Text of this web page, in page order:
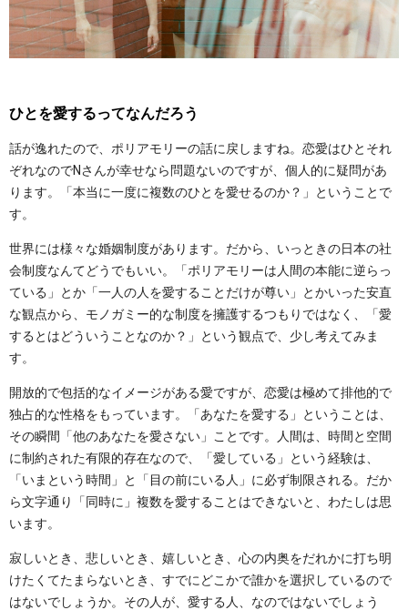
ひとを愛するってなんだろう
話が逸れたので、ポリアモリーの話に戻しますね。恋愛はひとそれ
ぞれなのでNさんが幸せなら問題ないのですが、個人的に疑問があ
ります。「本当に一度に複数のひとを愛せるのか？」ということで
す。
世界には様々な婚姻制度があります。だから、いっときの日本の社
会制度なんてどうでもいい。「ポリアモリーは人間の本能に逆らっ
ている」とか「一人の人を愛することだけが尊い」とかいった安直
な観点から、モノガミー的な制度を擁護するつもりではなく、「愛
するとはどういうことなのか？」という観点で、少し考えてみま
す。
開放的で包括的なイメージがある愛ですが、恋愛は極めて排他的で
独占的な性格をもっています。「あなたを愛する」ということは、
その瞬間「他のあなたを愛さない」ことです。人間は、時間と空間
に制約された有限的存在なので、「愛している」という経験は、
「いまという時間」と「目の前にいる人」に必ず制限される。だか
ら文字通り「同時に」複数を愛することはできないと、わたしは思
います。
寂しいとき、悲しいとき、嬉しいとき、心の内奥をだれかに打ち明
けたくてたまらないとき、すでにどこかで誰かを選択しているので
はないでしょうか。その人が、愛する人、なのではないでしょう